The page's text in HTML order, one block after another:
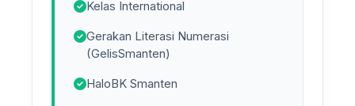
Kelas International
Gerakan Literasi Numerasi
(GelisSmanten)
HaloBK Smanten